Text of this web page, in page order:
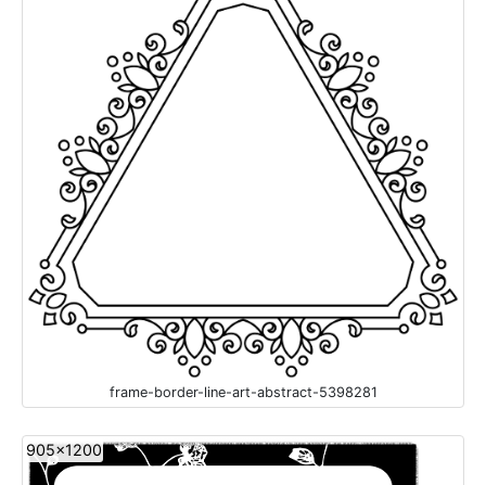
frame-border-line-art-abstract-5398281
905x1200